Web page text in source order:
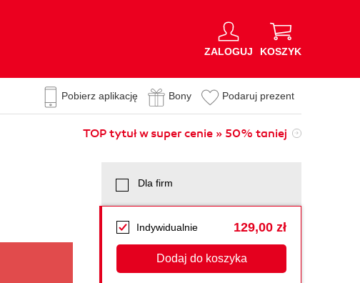
ZALOGUJ KOSZYK
Pobierz aplikację Bony Podaruj prezent
TOP tytuł w super cenie » 50% taniej
Dla firm
Indywidualnie 129,00 zł
Dodaj do koszyka